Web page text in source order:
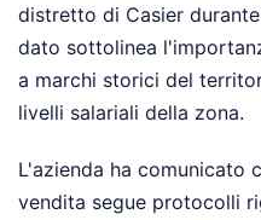
distretto di Casier
dato sottolinea
a marchi storici del
livelli salariali della zona.
L'azienda ha comunicato
vendita segue protocolli